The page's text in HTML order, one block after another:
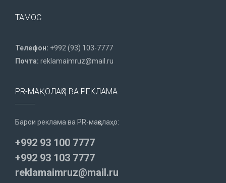
ТАМОС
Телефон: +992 (93) 103-7777
Почта: reklamaimruz@mail.ru
PR-МАҚОЛАҲО ВА РЕКЛАМА
Барои реклама ва PR-мақолаҳо:
+992 93 100 7777
+992 93 103 7777
reklamaimruz@mail.ru